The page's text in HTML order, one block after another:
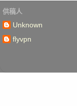
供稿人
Unknown
flyvpn